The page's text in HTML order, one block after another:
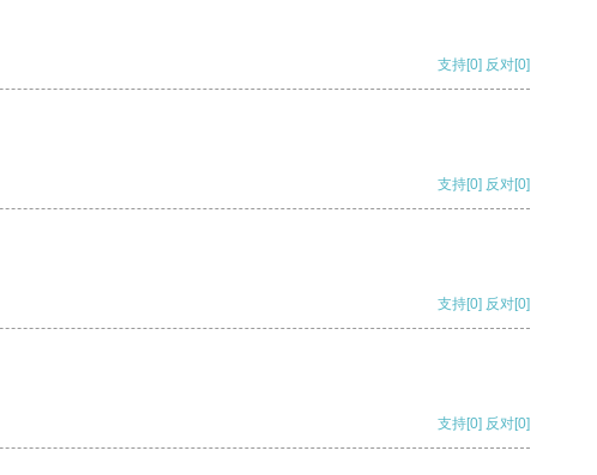
支持[0] 反对[0]
支持[0] 反对[0]
支持[0] 反对[0]
支持[0] 反对[0]